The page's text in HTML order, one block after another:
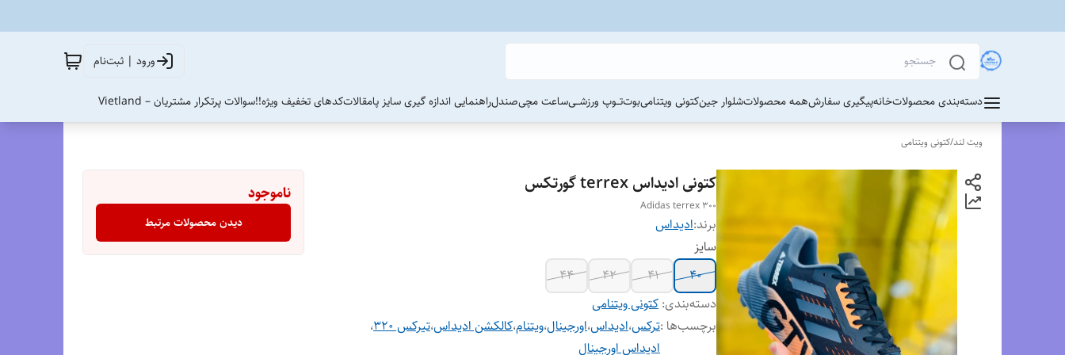
ورود | ثبت‌نام
دسته‌بندی محصولاتخانهپیگیری سفارشهمه محصولاتشلوار جینکتونی ویتنامیبوتتــوپ ورزشــیساعت مچیصندلراهنمایی اندازه گیری سایز پامقالاتکدهای تخفیف ویژه!!سوالات پرتکرار مشتریان – Vietland
ویت لند/کتونی ویتنامی
کتونی ادیداس terrex گورتکس
Adidas terrex 300
برند:ادیداس
سایز
40
41
42
44
دسته‌بندی: کتونی ویتنامی
برچسب‌ها :ترکس،ادیداس،اورجینال،ویتنام،کالکشن ادیداس،تیرکس ۳۲۰
،
ادیداس اورجینال
ناموجود
دیدن محصولات مرتبط